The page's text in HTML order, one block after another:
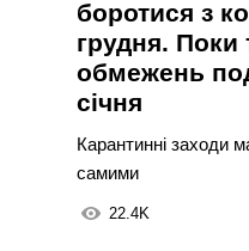
боротися з
грудня. Поки
обмежень
січня
Карантинні заходи
самими
22.4K